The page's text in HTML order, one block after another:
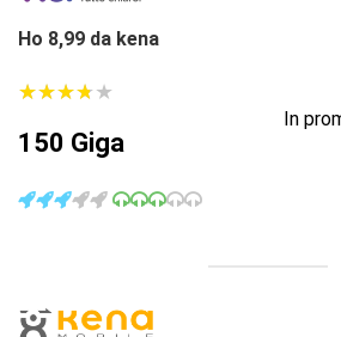
Ho 8,99 da kena
★★★★★
★★★★★
150 Giga
In